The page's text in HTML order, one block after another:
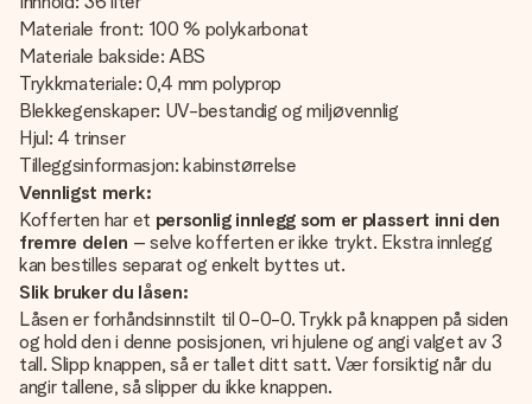
Materiale front: 100 % polykarbonat
Materiale bakside: ABS
Trykkmateriale: 0,4 mm polyprop
Blekkegenskaper: UV-bestandig og miljøvennlig
Hjul: 4 trinser
Tilleggsinformasjon: kabinstørrelse
Vennligst merk:
Kofferten har et personlig innlegg som er plassert inni den
fremre delen – selve kofferten er ikke trykt. Ekstra innlegg
kan bestilles separat og enkelt byttes ut.
Slik bruker du låsen:
Låsen er forhåndsinnstilt til 0-0-0. Trykk på knappen på siden
og hold den i denne posisjonen, vri hjulene og angi valget av 3
tall. Slipp knappen, så er tallet ditt satt. Vær forsiktig når du
angir tallene, så slipper du ikke knappen.